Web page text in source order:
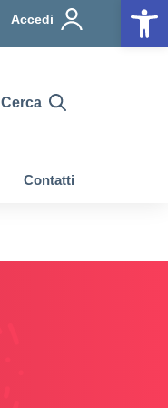
Accedi
Cerca
Contatti